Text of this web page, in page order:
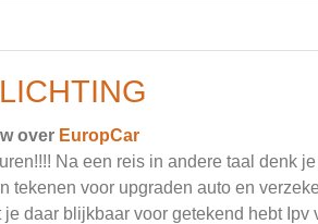
over EuropCar
Na een reis in andere taal denk
tekenen voor upgraden auto en
je daar blijkbaar voor getekend hebt